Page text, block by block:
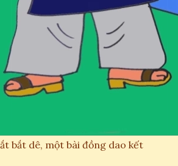
bắt dê, một bài đồng dao kết